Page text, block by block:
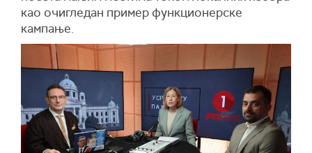
као очигледан пример функционерске
кампање.